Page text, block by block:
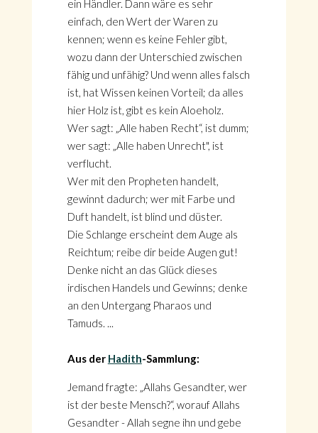
ein Händler. Dann wäre es sehr
einfach, den Wert der Waren zu
kennen; wenn es keine Fehler gibt,
wozu dann der Unterschied zwischen
fähig und unfähig? Und wenn alles falsch
ist, hat Wissen keinen Vorteil; da alles
hier Holz ist, gibt es kein Aloeholz.
Wer sagt: „Alle haben Recht“, ist dumm;
wer sagt: „Alle haben Unrecht", ist
verflucht.
Wer mit den Propheten handelt,
gewinnt dadurch; wer mit Farbe und
Duft handelt, ist blind und düster.
Die Schlange erscheint dem Auge als
Reichtum; reibe dir beide Augen gut!
Denke nicht an das Glück dieses
irdischen Handels und Gewinns; denke
an den Untergang Pharaos und
Tamuds. ...
Aus der Hadith-Sammlung:
Jemand fragte: „Allahs Gesandter, wer
ist der beste Mensch?“, worauf Allahs
Gesandter - Allah segne ihn und gebe